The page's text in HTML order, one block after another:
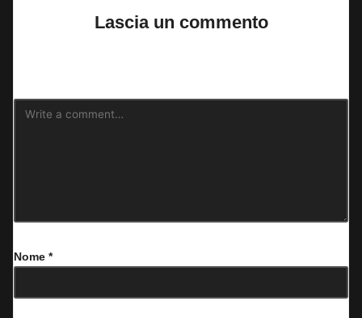
Lascia un commento
Nome *